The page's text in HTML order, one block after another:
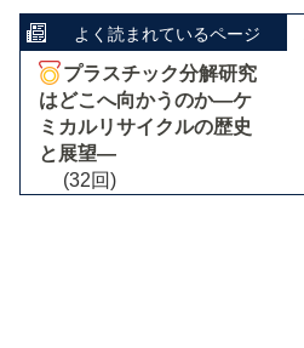
よく読まれているページ
プラスチック分解研究
はどこへ向かうのか―ケ
ミカルリサイクルの歴史
と展望―
(32回)